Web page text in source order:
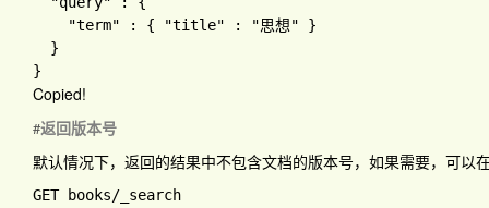
"term"
: { "title" : "思想" }
Copied!
#返回版本号
默认情况下，返回的结果中不包含文档的版本号，如果需要，可以
GET books